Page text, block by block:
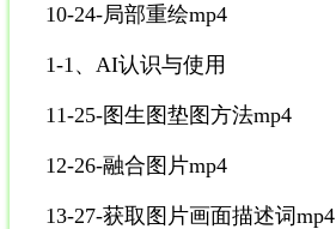
10-24-局部重绘mp4
1-1、AI认识与使用
11-25-图生图垫图方法mp4
12-26-融合图片mp4
13-27-获取图片画面描述词mp4